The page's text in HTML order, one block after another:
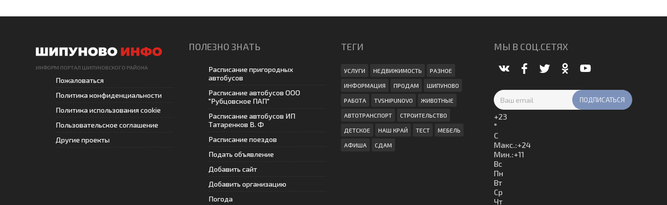
ИНФОРМ ПОРТАЛ ШИПУНОВСКОГО РАЙОНА
Пожаловаться
Политика конфиденциальности
Политика использования cookie
Пользовательское соглашение
Другие проекты
ПОЛЕЗНО ЗНАТЬ
Расписание пригородных
автобусов
Расписание автобусов ООО
"Рубцовское ПАП"
Расписание автобусов ИП
Татаренков В. Ф
Расписание поездов
Подать объявление
Добавить сайт
Добавить организацию
Погода
ТЕГИ
УСЛУГИ НЕДВИЖИМОСТЬ РАЗНОЕ
ИНФОРМАЦИЯ ПРОДАМ ШИПУНОВО
РАБОТА TVSHIPUNOVO ЖИВОТНЫЕ
АВТОТРАНСПОРТ СТРОИТЕЛЬСТВО
ДЕТСКОЕ НАШ КРАЙ ТЕСТ МЕБЕЛЬ
АФИША СДАМ
МЫ В СОЦ.СЕТЯХ
+23
°
C
Макс.:+24
Мин.:+11
Вс
Пн
Вт
Ср
Чт